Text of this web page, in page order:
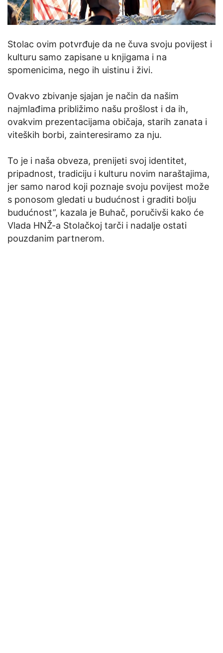
Stolac ovim potvrđuje da ne čuva svoju povijest i
kulturu samo zapisane u knjigama i na
spomenicima, nego ih uistinu i živi.
Ovakvo zbivanje sjajan je način da našim
najmlađima približimo našu prošlost i da ih,
ovakvim prezentacijama običaja, starih zanata i
viteških borbi, zainteresiramo za nju.
To je i naša obveza, prenijeti svoj identitet,
pripadnost, tradiciju i kulturu novim naraštajima,
jer samo narod koji poznaje svoju povijest može
s ponosom gledati u budućnost i graditi bolju
budućnost”, kazala je Buhač, poručivši kako će
Vlada HNŽ-a Stolačkoj tarči i nadalje ostati
pouzdanim partnerom.